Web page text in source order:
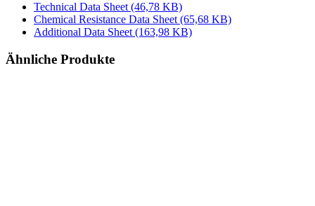
Technical Data Sheet (46,78 KB)
Chemical Resistance Data Sheet (65,68 KB)
Additional Data Sheet (163,98 KB)
Ähnliche Produkte